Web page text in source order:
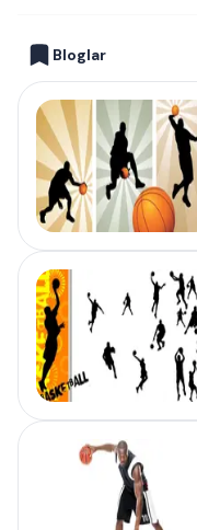
Bloglar